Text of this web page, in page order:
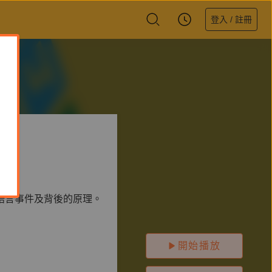
登入 / 註冊
事件及背後的原理。
開始播放